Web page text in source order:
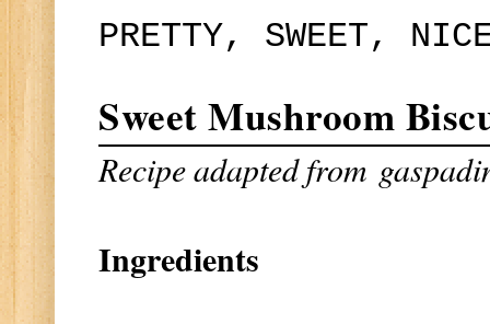
PRETTY, SWEET,
Sweet Mushroom
Recipe adapted from
Ingredients